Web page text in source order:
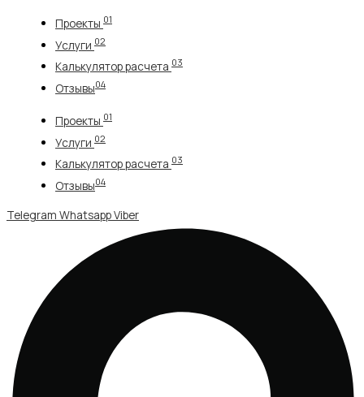
содержимому
Проекты 01
Услуги 02
Калькулятор расчета 03
Отзывы04
Проекты 01
Услуги 02
Калькулятор расчета 03
Отзывы04
Telegram WhatsappViber